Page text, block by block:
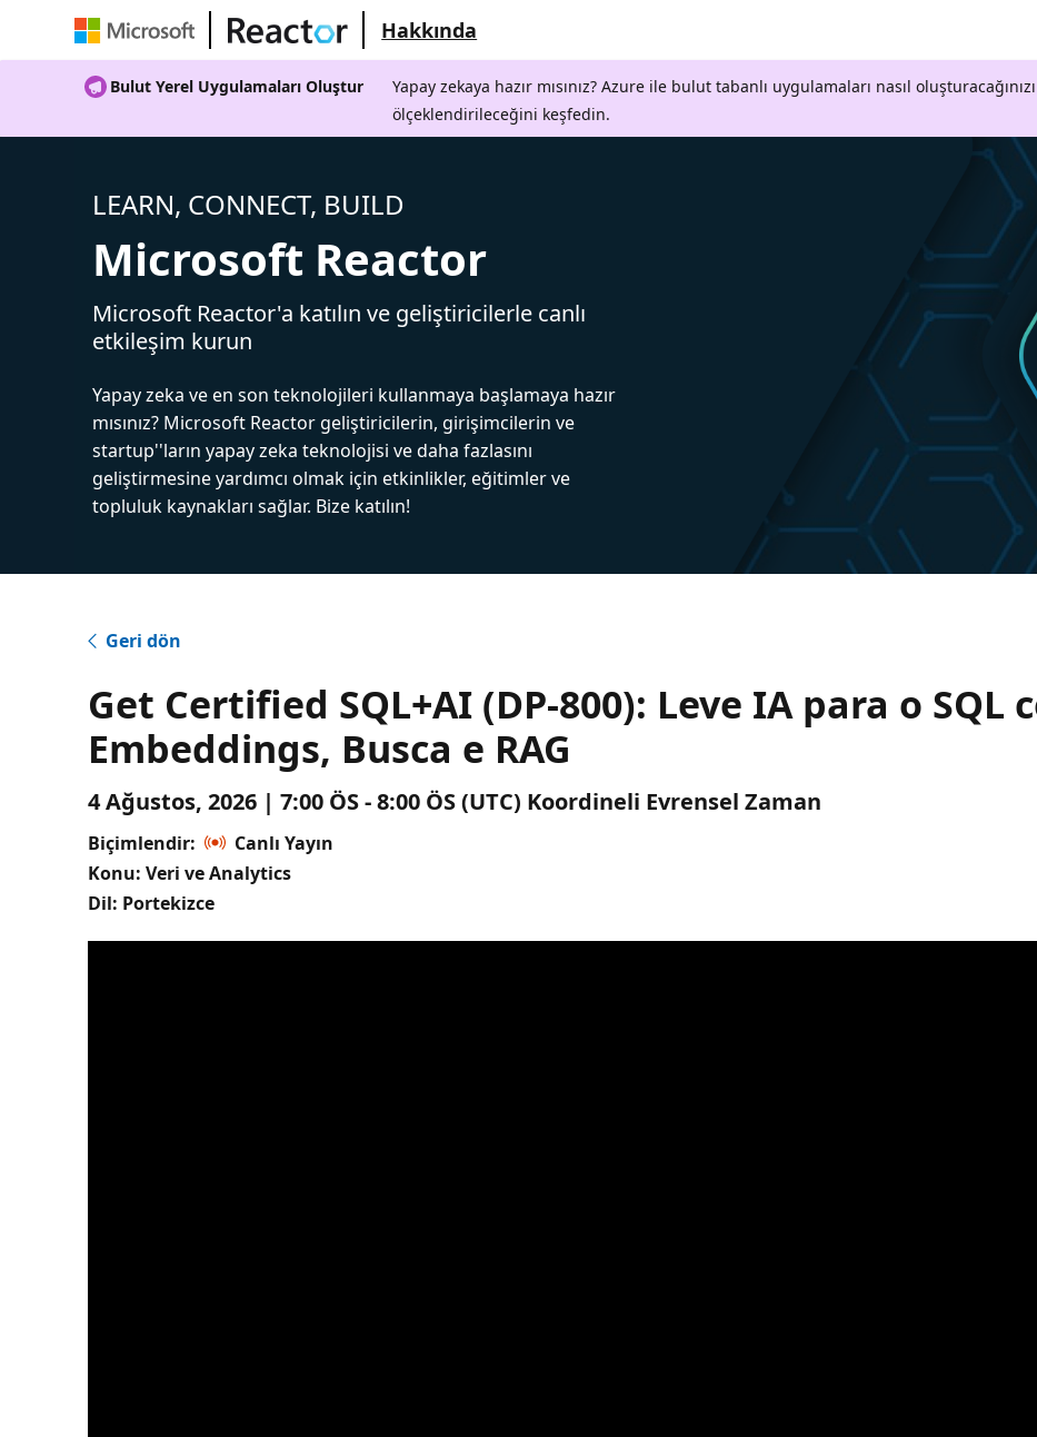
Hakkında
Bulut Yerel Uygulamaları Oluştur
Yapay zekaya hazır mısınız? Azure ile bulut tabanlı uygulamaları nasıl
ölçeklendirileceğini keşfedin.
LEARN, CONNECT, BUILD
Microsoft Reactor
Microsoft Reactor'a katılın ve geliştiricilerle canlı
etkileşim kurun
Yapay zeka ve en son teknolojileri kullanmaya başlamaya hazır
mısınız? Microsoft Reactor geliştiricilerin, girişimcilerin ve
startup''ların yapay zeka teknolojisi ve daha fazlasını
geliştirmesine yardımcı olmak için etkinlikler, eğitimler ve
topluluk kaynakları sağlar. Bize katılın!
Geri dön
Get Certified SQL+AI (DP-800): Leve IA para o SQL
Embeddings, Busca e RAG
4 Ağustos, 2026 | 7:00 ÖS - 8:00 ÖS (UTC) Koordineli Evrensel Zaman
Biçimlendir:
Canlı Yayın
Konu: Veri ve Analytics
Dil: Portekizce